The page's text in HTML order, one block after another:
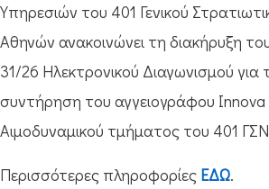
Υπηρεσιών του 401 Γενικού
Αθηνών ανακοινώνει τη διακήρυξη
31/26 Ηλεκτρονικού Διαγωνισμού για
συντήρηση του αγγειογράφου
Αιμοδυναμικού τμήματος του 401
Περισσότερες πληροφορίες ΕΔΩ.